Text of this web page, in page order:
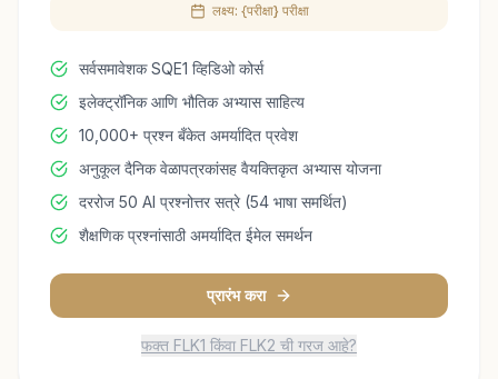
लक्ष्य: {परीक्षा} परीक्षा
सर्वसमावेशक SQE1 व्हिडिओ कोर्स
इलेक्ट्रॉनिक आणि भौतिक अभ्यास साहित्य
10,000+ प्रश्न बँकेत अमर्यादित प्रवेश
अनुकूल दैनिक वेळापत्रकांसह वैयक्तिकृत अभ्यास योजना
दररोज 50 AI प्रश्नोत्तर सत्रे (54 भाषा समर्थित)
शैक्षणिक प्रश्नांसाठी अमर्यादित ईमेल समर्थन
प्रारंभ करा
फक्त FLK1 किंवा FLK2 ची गरज आहे?